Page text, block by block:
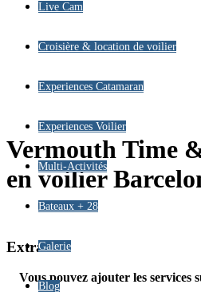
Live Cam
Croisière & location de voilier
Experiences Catamaran
Experiences Voilier
Multi-Activités
Bateaux + 28
Galerie
Blog
Vermouth Time
en voilier
Extras
Vous pouvez ajouter les services